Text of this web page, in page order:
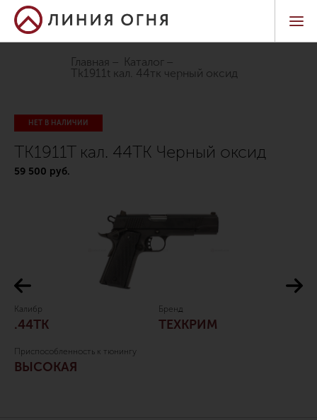
Главная
Каталог
tk1911t кал. 44тк черный оксид
НЕТ В НАЛИЧИИ
TK1911T кал. 44ТК Черный оксид
59 500 руб.
Калибр
.44ТК
Бренд
ТЕХКРИМ
Приспособленность к тюнингу
ВЫСОКАЯ